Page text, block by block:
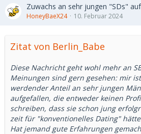
Zuwachs an sehr jungen "SDs"
HoneyBaeX24 10. Februar 2024
Zitat von Berlin_Babe
Diese Nachricht geht wohl mehr an
Meinungen sind gern gesehen: mir
werdender Anteil an sehr jungen
aufgefallen, die entweder keinen
schreiben, dass sie schon jung
zeit für "konventionelles Dating"
Hat jemand gute Erfahrungen